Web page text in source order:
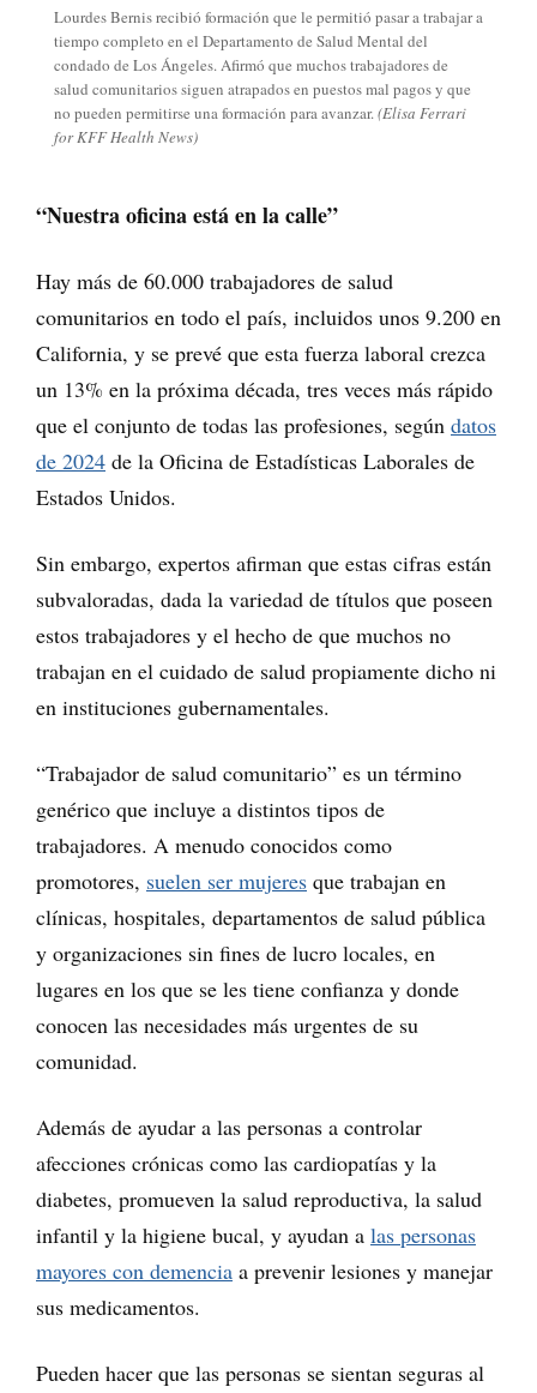
Lourdes Bernis recibió formación que le permitió pasar a trabajar a
tiempo completo en el Departamento de Salud Mental del
condado de Los Ángeles. Afirmó que muchos trabajadores de
salud comunitarios siguen atrapados en puestos mal pagos y que
no pueden permitirse una formación para avanzar.(Elisa Ferrari
for KFF Health News)
“Nuestra oficina está en la calle”
Hay más de 60.000 trabajadores de salud
comunitarios en todo el país, incluidos unos 9.200 en
California, y se prevé que esta fuerza laboral crezca
un 13% en la próxima década, tres veces más rápido
que el conjunto de todas las profesiones, según datos
de 2024 de la Oficina de Estadísticas Laborales de
Estados Unidos.
Sin embargo, expertos afirman que estas cifras están
subvaloradas, dada la variedad de títulos que poseen
estos trabajadores y el hecho de que muchos no
trabajan en el cuidado de salud propiamente dicho ni
en instituciones gubernamentales.
“Trabajador de salud comunitario” es un término
genérico que incluye a distintos tipos de
trabajadores. A menudo conocidos como
promotores, suelen ser mujeres que trabajan en
clínicas, hospitales, departamentos de salud pública
y organizaciones sin fines de lucro locales, en
lugares en los que se les tiene confianza y donde
conocen las necesidades más urgentes de su
comunidad.
Además de ayudar a las personas a controlar
afecciones crónicas como las cardiopatías y la
diabetes, promueven la salud reproductiva, la salud
infantil y la higiene bucal, y ayudan a las personas
mayores con demencia a prevenir lesiones y manejar
sus medicamentos.
Pueden hacer que las personas se sientan seguras al